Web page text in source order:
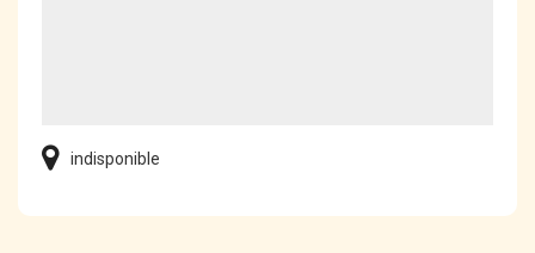
indisponible